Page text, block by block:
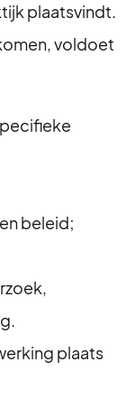
plaatsvindt.
voldoet
beleid;
plaats